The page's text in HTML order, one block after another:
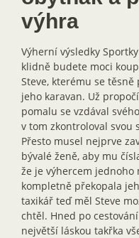
výhra
Výherní výsledky
klidně budete moci
Steve, kterému se
jeho karavan. Už
pomalu se vzdával
v tom zkontroloval svou
Přesto musel nejprve
bývalé ženě, aby mu
že je výhercem
kompletně překopala
taxikář teď měl Steve
chtěl. Hned po
největší láskou takřka